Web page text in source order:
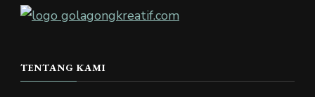
TENTANG KAMI